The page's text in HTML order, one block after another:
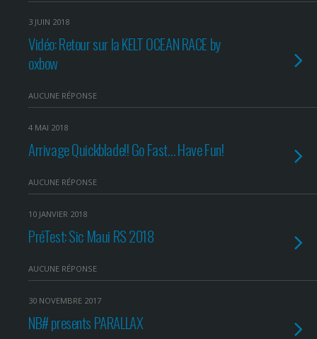
3 JUIN 2018
Vidéo: Retour sur la KELT OCEAN RACE by
oxbow
AUCUNE RÉPONSE
4 MAI 2018
Arrivage Quickblade!! Go Fast… Have Fun!
AUCUNE RÉPONSE
10 JANVIER 2018
PréTest: Sic Maui RS 2018
AUCUNE RÉPONSE
30 NOVEMBRE 2017
NB# presents PARALLAX